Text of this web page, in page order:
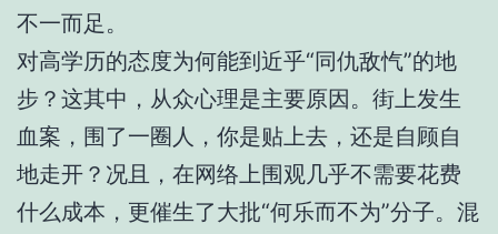
不一而足。
对高学历的态度为何能到近乎“同仇敌忾”的地
步？这其中，从众心理是主要原因。街上发生
血案，围了一圈人，你是贴上去，还是自顾自
地走开？况且，在网络上围观几乎不需要花费
什么成本，更催生了大批“何乐而不为”分子。混